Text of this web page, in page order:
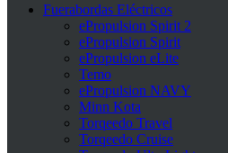
Fuerabordas Eléctricos
ePropulsion Spirit 2
ePropulsion Spirit
ePropulsion eLite
Temo
ePropulsion NAVY
Minn Kota
Torqeedo Travel
Torqeedo Cruise